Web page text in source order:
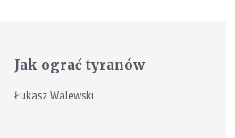
Jak ograć tyranów
Łukasz Walewski